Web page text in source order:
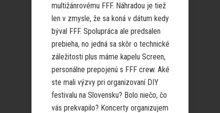
multižánrovému FFF. Náhradou je tiež
len v zmysle, že sa koná v dátum kedy
býval FFF. Spolupráca ale predsalen
prebieha, no jedná sa skôr o technické
záležitosti plus máme kapelu Screen,
personálne prepojenú s FFF crew. Aké
ste mali výzvy pri organizovaní DIY
festivalu na Slovensku? Bolo niečo, čo
vás prekvapilo? Koncerty organizujem